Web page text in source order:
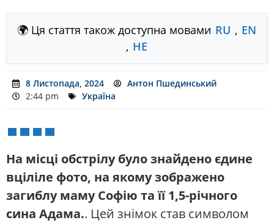
🌍 Ця стаття також доступна мовами RU , EN
, HE
8 Листопада, 2024
Антон Пшединський
2:44 pm
Україна
На місці обстрілу було знайдено єдине
вціліле фото, на якому зображено
загиблу маму Софію та її 1,5-річного
сина Адама.. Цей знімок став символом